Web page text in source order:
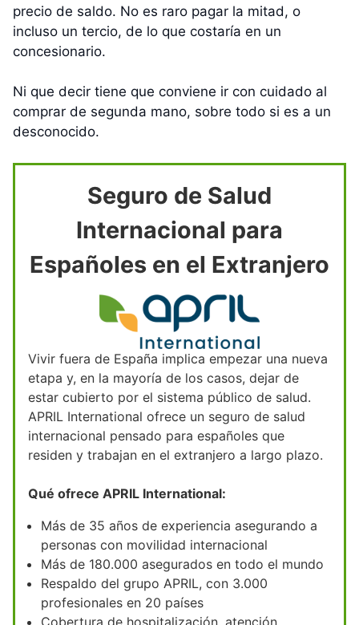
precio de saldo. No es raro pagar la mitad, o
incluso un tercio, de lo que costaría en un
concesionario.
Ni que decir tiene que conviene ir con cuidado al
comprar de segunda mano, sobre todo si es a un
desconocido.
Seguro de Salud
Internacional para
Españoles en el Extranjero
Vivir fuera de España implica empezar una nueva
etapa y, en la mayoría de los casos, dejar de
estar cubierto por el sistema público de salud.
APRIL International ofrece un seguro de salud
internacional pensado para españoles que
residen y trabajan en el extranjero a largo plazo.
Qué ofrece APRIL International:
Más de 35 años de experiencia asegurando a
personas con movilidad internacional
Más de 180.000 asegurados en todo el mundo
Respaldo del grupo APRIL, con 3.000
profesionales en 20 países